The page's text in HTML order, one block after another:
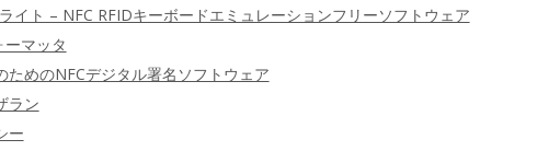
イト – NFC RFIDキーボードエミュレーションフリーソフトウェア
ーマッタ
ためのNFCデジタル署名ソフトウェア
ラン
ー